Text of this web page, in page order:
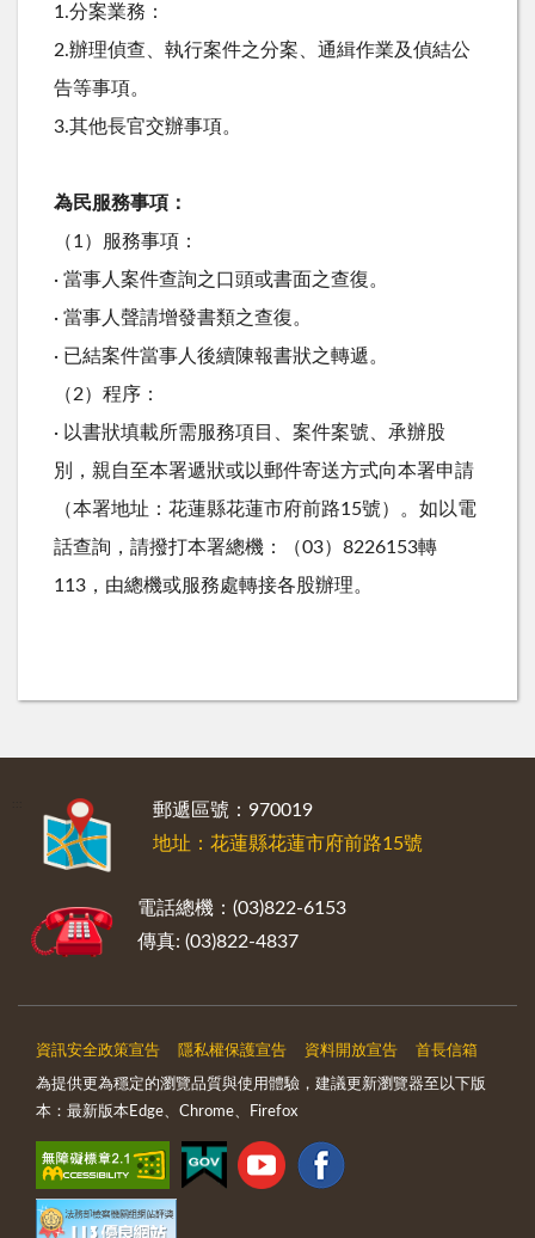
1.分案業務：
2.辦理偵查、執行案件之分案、通緝作業及偵結公
告等事項。
3.其他長官交辦事項。
為民服務事項：
（1）服務事項：
· 當事人案件查詢之口頭或書面之查復。
· 當事人聲請增發書類之查復。
· 已結案件當事人後續陳報書狀之轉遞。
（2）程序：
· 以書狀填載所需服務項目、案件案號、承辦股
別，親自至本署遞狀或以郵件寄送方式向本署申請
（本署地址：花蓮縣花蓮市府前路15號）。如以電
話查詢，請撥打本署總機：（03）8226153轉
113，由總機或服務處轉接各股辦理。
郵遞區號：970019
地址：花蓮縣花蓮市府前路15號
電話總機：(03)822-6153
傳真: (03)822-4837
資訊安全政策宣告 隱私權保護宣告 資料開放宣告 首長信箱
為提供更為穩定的瀏覽品質與使用體驗，建議更新瀏覽器至以下版
本：最新版本Edge、Chrome、Firefox